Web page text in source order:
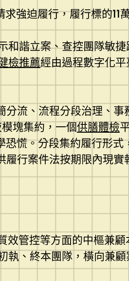
強迫履行，履行標的11
和諧立案、查控團隊敏
檢推薦經由過程數字化
流、流程分段治理、事
塊集約，一個供膳體檢
恐慌。分段集約履行形式
行案件法按期限內現實
效管控等方面的中樞兼
執、終本團隊，橫向兼